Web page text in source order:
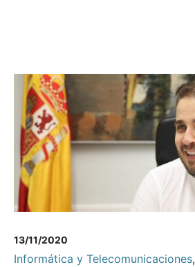
13/11/2020
Informática y Telecomunicaciones,